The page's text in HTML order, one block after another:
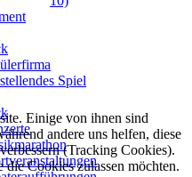
Spiel
Einige von ihnen sind
andere uns helfen, diese
(Tracking Cookies).
die Cookies zulassen möchten.